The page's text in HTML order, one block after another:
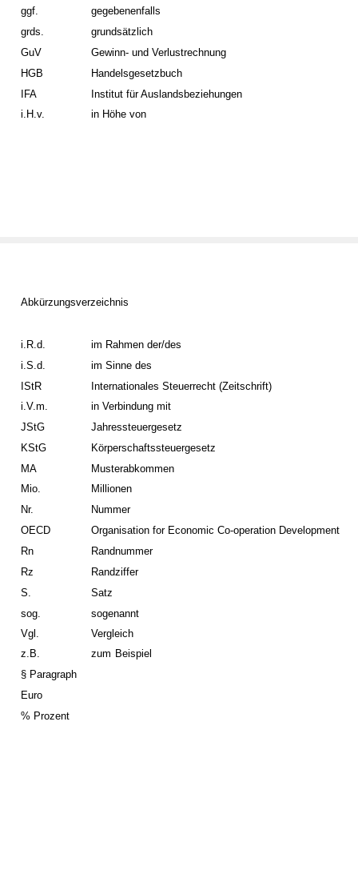
ggf.
gegebenenfalls
grds.
grundsätzlich
GuV
Gewinn- und Verlustrechnung
HGB
Handelsgesetzbuch
IFA
Institut für Auslandsbeziehungen
i.H.v.
in Höhe von
Abkürzungsverzeichnis
i.R.d.
im Rahmen der/des
i.S.d.
im Sinne des
IStR
Internationales Steuerrecht (Zeitschrift)
i.V.m.
in Verbindung mit
JStG
Jahressteuergesetz
KStG
Körperschaftssteuergesetz
MA
Musterabkommen
Mio.
Millionen
Nr.
Nummer
OECD
Organisation for Economic Co-operation Development
Rn
Randnummer
Rz
Randziffer
S.
Satz
sog.
sogenannt
Vgl.
Vergleich
z.B.
zum Beispiel
§ Paragraph
Euro
% Prozent